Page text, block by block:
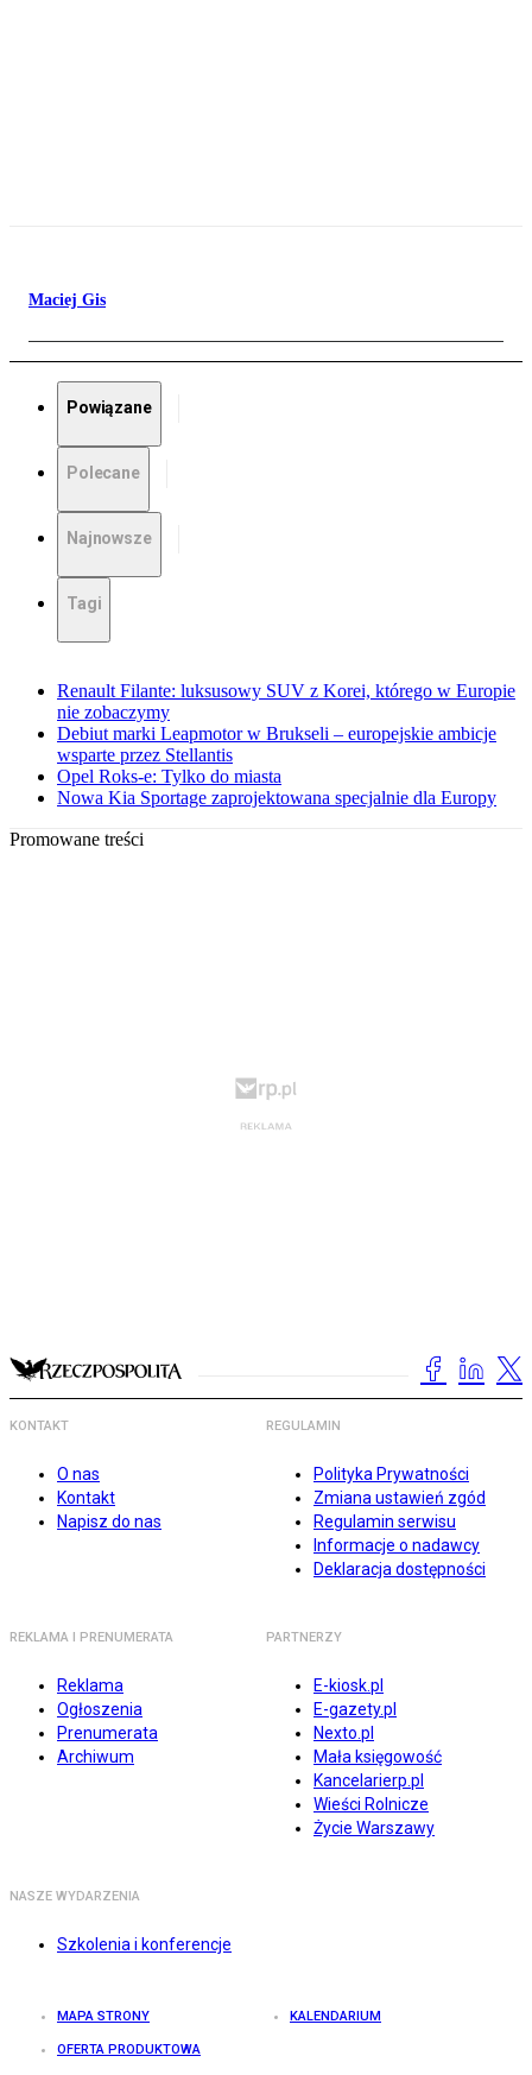
Maciej Gis
Powiązane
Polecane
Najnowsze
Tagi
Renault Filante: luksusowy SUV z Korei, którego w Europie
nie zobaczymy
Debiut marki Leapmotor w Brukseli – europejskie ambicje
wsparte przez Stellantis
Opel Roks-e: Tylko do miasta
Nowa Kia Sportage zaprojektowana specjalnie dla Europy
Promowane treści
KONTAKT
O nas
Kontakt
Napisz do nas
REGULAMIN
Polityka Prywatności
Zmiana ustawień zgód
Regulamin serwisu
Informacje o nadawcy
Deklaracja dostępności
REKLAMA I PRENUMERATA
Reklama
Ogłoszenia
Prenumerata
Archiwum
PARTNERZY
E-kiosk.pl
E-gazety.pl
Nexto.pl
Mała księgowość
Kancelarierp.pl
Wieści Rolnicze
Życie Warszawy
NASZE WYDARZENIA
Szkolenia i konferencje
MAPA STRONY KALENDARIUM
OFERTA PRODUKTOWA